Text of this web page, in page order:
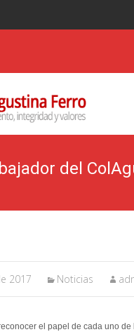
del
2017 Noticias
el papel de cada uno de